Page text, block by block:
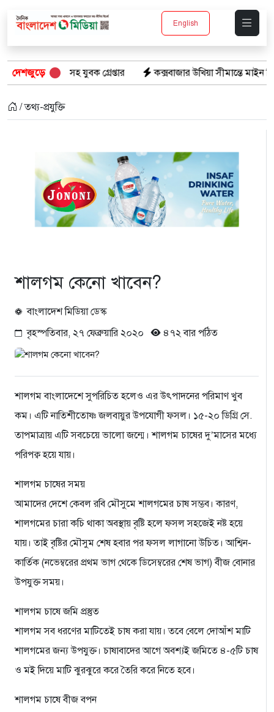
English
দেশজুড়ে
যুবক গ্রেপ্তার কক্সবাজার উখিয়া সীমান্তে মাইন বিস্ফোরণে
/ তথ্য-প্রযুক্তি
শালগম কেনো খাবেন?
বাংলাদেশ মিডিয়া ডেস্ক
বৃহস্পতিবার, ২৭ ফেব্রুয়ারি ২০২০
৪৭২ বার পঠিত
শালগম বাংলাদেশে সুপরিচিত হলেও এর উৎপাদনের পরিমাণ খুব
কম। এটি নাতিশীতোষ্ণ জলবায়ুর উপযোগী ফসল। ১৫-২০ ডিগ্রি সে.
তাপমাত্রায় এটি সবচেয়ে ভালো জন্মে। শালগম চাষের দু’মাসের মধ্যে
পরিপক্ব হয়ে যায়।
শালগম চাষের সময়
আমাদের দেশে কেবল রবি মৌসুমে শালগমের চাষ সম্ভব। কারণ,
শালগমের চারা কচি থাকা অবস্থায় বৃষ্টি হলে ফসল সহজেই নষ্ট হয়ে
যায়। তাই বৃষ্টির মৌসুম শেষ হবার পর ফসল লাগানো উচিত। আশ্বিন-
কার্তিক (নভেম্বরের প্রথম ভাগ থেকে ডিসেম্বরের শেষ ভাগ) বীজ বোনার
উপযুক্ত সময়।
শালগম চাষে জমি প্রস্তুত
শালগম সব ধরণের মাটিতেই চাষ করা যায়। তবে বেলে দোআঁশ মাটি
শালগমের জন্য উপযুক্ত। চাষাবাদের আগে অবশ্যই জমিতে ৪-৫টি চাষ
ও মই দিয়ে মাটি ঝুরঝুরে করে তৈরি করে নিতে হবে।
শালগম চাষে বীজ বপন